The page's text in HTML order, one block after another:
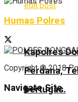
edit post
Kapolres
Perdana,
bertugas.
Humas Polres
Copyright © 2018
Navigate Site